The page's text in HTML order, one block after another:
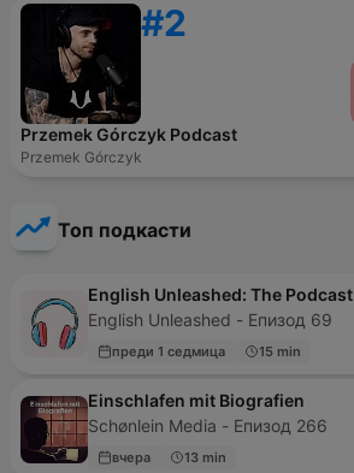
#2
Przemek Górczyk Podcast
Przemek Górczyk
Топ подкасти
English Unleashed: The Podcast
English Unleashed - Епизод 69
преди 1 седмица 15 min
Einschlafen mit Biografien
Schønlein Media - Епизод 266
вчера 13 min